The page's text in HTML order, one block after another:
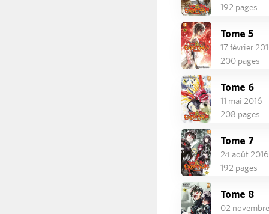
192 pages
Tome 5
17 février
200 pages
Tome 6
11 mai 2016
208 pages
Tome 7
24 août 2016
192 pages
Tome 8
02